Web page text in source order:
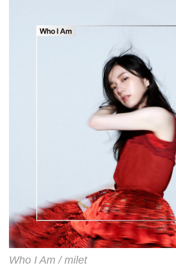
Who I Am / milet